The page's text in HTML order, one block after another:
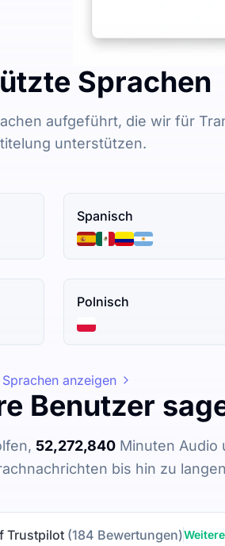
Sprachen
aufgeführt, die wir für
unterstützen.
Spanisch
Polnisch
anzeigen
Benutzer
52,272,840 Minuten Audio
bis hin zu
Trustpilot (184 Bewertungen)